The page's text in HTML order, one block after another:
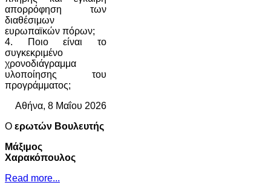
απορρόφηση των
διαθέσιμων
ευρωπαϊκών πόρων;
4. Ποιο είναι το
συγκεκριμένο
χρονοδιάγραμμα
υλοποίησης του
προγράμματος;
Αθήνα, 8 Μαΐου 2026
Ο ερωτών Βουλευτής
Μάξιμος
Χαρακόπουλος
Read more...